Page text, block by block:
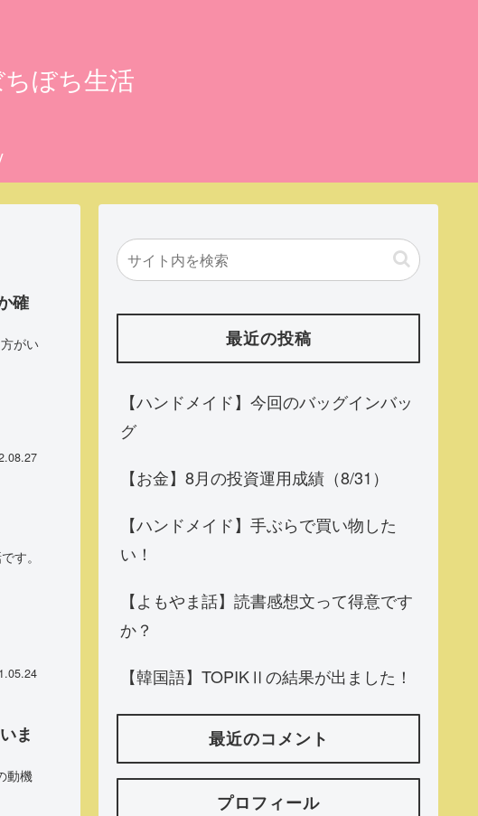
ぼち生活
確
がい
す。
ま
動機
最近の投稿
【ハンドメイド】今回のバッグインバッ
グ
【お金】8月の投資運用成績（8/31）
【ハンドメイド】手ぶらで買い物した
い！
【よもやま話】読書感想文って得意です
か？
【韓国語】TOPIKⅡの結果が出ました！
最近のコメント
プロフィール